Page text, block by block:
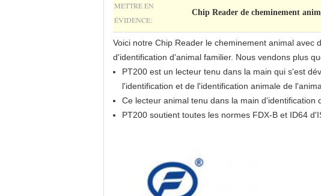
METTRE EN
ÉVIDENCE:
Chip Reader de cheminement
Voici notre Chip Reader le cheminement animal
d'identification d'animal familier. Nous vendons plus
PT200 est un lecteur tenu dans la main qui s'est
l'identification et de l'identification animale de
Ce lecteur animal tenu dans la main d'identification
PT200 soutient toutes les normes FDX-B et ID64